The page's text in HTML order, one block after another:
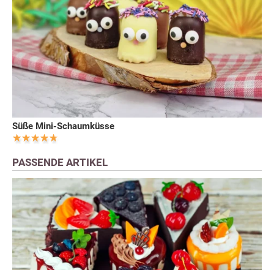
Süße Mini-Schaumküsse
PASSENDE ARTIKEL